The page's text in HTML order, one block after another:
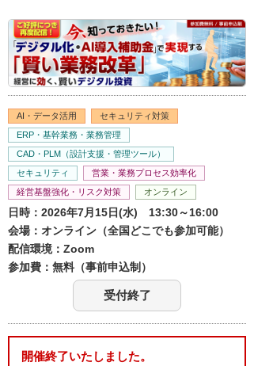
AI・データ活用
セキュリティ対策
ERP・基幹業務・業務管理
CAD・PLM（設計支援・管理ツール）
セキュリティ
営業・業務プロセス効率化
経営基盤強化・リスク対策
オンライン
日時：2026年7月15日(水) 13:30～16:00
会場：オンライン（全国どこでも参加可能）
配信環境：Zoom
参加費：無料（事前申込制）
受付終了
開催終了いたしました。